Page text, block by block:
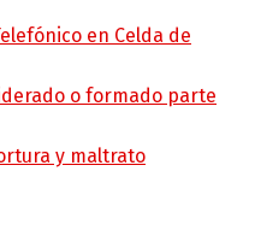
en Celda de
o formado parte
y maltrato